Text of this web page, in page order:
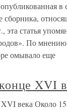
эта статья
По мнению
омывало еще
XVI
века Около